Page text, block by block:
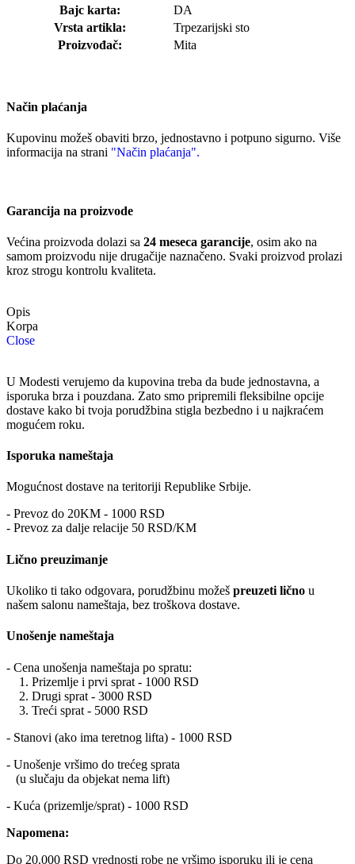
Bajc karta:
DA
Vrsta artikla:
Trpezarijski sto
Proizvođač:
Mita
Način plaćanja
Kupovinu možeš obaviti brzo, jednostavno i potpuno sigurno. Više
informacija na strani "Način plaćanja".
Garancija na proizvode
Većina proizvoda dolazi sa 24 meseca garancije, osim ako na
samom proizvodu nije drugačije naznačeno. Svaki proizvod prolazi
kroz strogu kontrolu kvaliteta.
Opis
Close
U Modesti verujemo da kupovina treba da bude jednostavna, a
isporuka brza i pouzdana. Zato smo pripremili fleksibilne opcije
dostave kako bi tvoja porudžbina stigla bezbedno i u najkraćem
mogućem roku.
Isporuka nameštaja
Mogućnost dostave na teritoriji Republike Srbije.
- Prevoz do 20KM - 1000 RSD
- Prevoz za dalje relacije 50 RSD/KM
Lično preuzimanje
Ukoliko ti tako odgovara, porudžbinu možeš preuzeti lično u
našem salonu nameštaja, bez troškova dostave.
Unošenje nameštaja
- Cena unošenja nameštaja po spratu:
1. Prizemlje i prvi sprat - 1000 RSD
2. Drugi sprat - 3000 RSD
3. Treći sprat - 5000 RSD
- Stanovi (ako ima teretnog lifta) - 1000 RSD
- Unošenje vršimo do trećeg sprata
(u slučaju da objekat nema lift)
- Kuća (prizemlje/sprat) - 1000 RSD
Napomena:
Do 20.000 RSD vrednosti robe ne vršimo isporuku ili je cena